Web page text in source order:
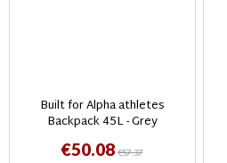
Built for Alpha athletes
Backpack 45L - Grey
€50.08€57.37